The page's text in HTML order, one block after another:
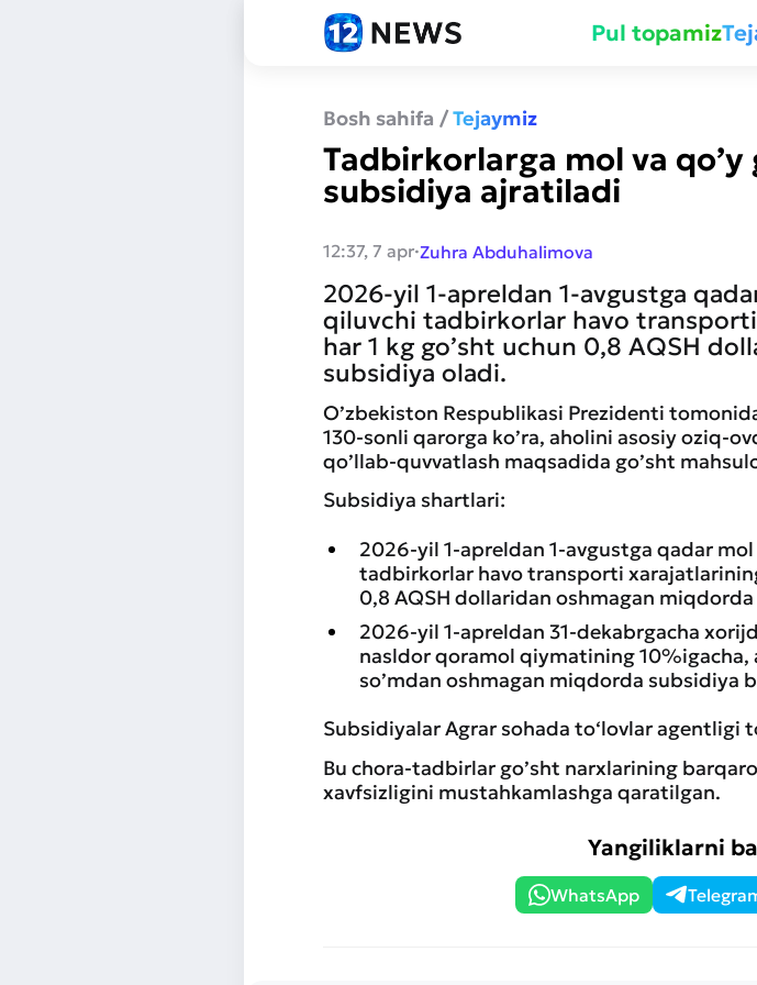
Pul topamiz
Bosh sahifa /Tejaymiz
Tadbirkorlarga mol va
subsidiya ajratiladi
12:37, 7 apr·Zuhra Abduhalimova
2026-yil 1-apreldan 1-avgustga
qiluvchi tadbirkorlar havo
har 1 kg go’sht uchun 0,8 AQSH
subsidiya oladi.
O’zbekiston Respublikasi Prezidenti
130-sonli qarorga ko’ra, aholini asosiy oziq-
qo’llab-quvvatlash maqsadida go’sht
Subsidiya shartlari:
2026-yil 1-apreldan 1-avgustga qadar
tadbirkorlar havo transporti
0,8 AQSH dollaridan oshmagan
2026-yil 1-apreldan 31-dekabrgacha
nasldor qoramol qiymatining
so’mdan oshmagan miqdorda subsidiya
Subsidiyalar Agrar sohada to‘lovlar
Bu chora-tadbirlar go’sht narxlarining
xavfsizligini mustahkamlashga qaratilgan.
Yangiliklarni
WhatsApp